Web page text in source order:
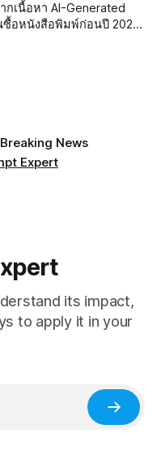
กเนื้อหา AI-Generated
อหนังสือพิมพ์ก่อนปี 2022
Breaking News
Expert
its impact,
to apply it in your